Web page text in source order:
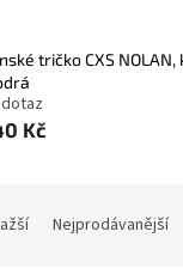
tričko CXS
Kč
Nejprodávanější